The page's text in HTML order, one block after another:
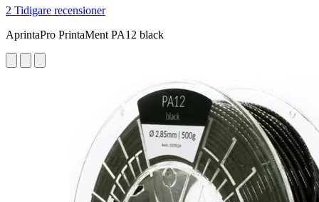
2 Tidigare recensioner
AprintaPro PrintaMent PA12 black